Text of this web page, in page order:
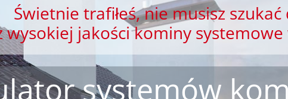
Świetnie trafiłeś, nie musisz szukać
wysokiej jakości kominy
systemów